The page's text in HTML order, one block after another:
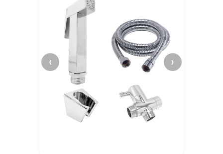
‹ ›